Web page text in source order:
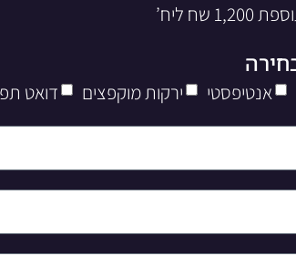
אנטיפסטי ירקות מוקפצים דואט